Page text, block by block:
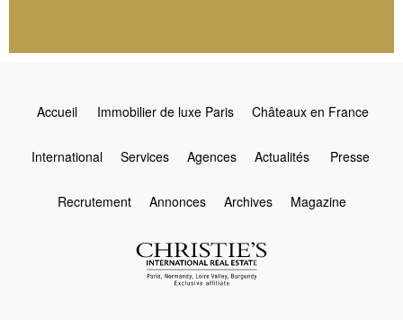
Accueil Immobilier de luxe Paris Châteaux en France
International Services Agences Actualités Presse
Recrutement Annonces Archives Magazine